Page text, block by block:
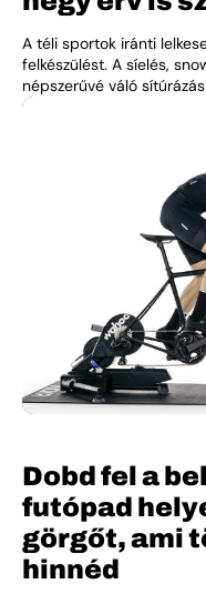
A téli sportok iránti
felkészülést. A síelés,
népszerűvé váló
Dobd fel a
futópad
görgőt, ami
hinnéd